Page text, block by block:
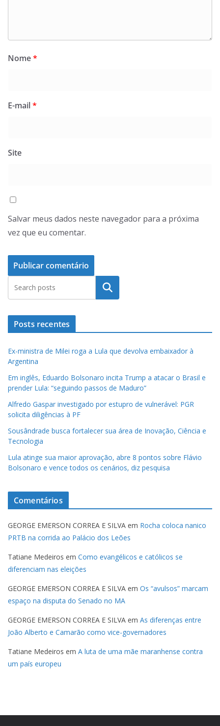
Nome*
E-mail*
Site
Salvar meus dados neste navegador para a próxima
vez que eu comentar.
Pesquisar
Posts recentes
Ex-ministra de Milei roga a Lula que devolva embaixador à
Argentina
Em inglês, Eduardo Bolsonaro incita Trump a atacar o Brasil e
prender Lula: “seguindo passos de Maduro”
Alfredo Gaspar investigado por estupro de vulnerável: PGR
solicita diligências à PF
Sousândrade busca fortalecer sua área de Inovação, Ciência e
Tecnologia
Lula atinge sua maior aprovação, abre 8 pontos sobre Flávio
Bolsonaro e vence todos os cenários, diz pesquisa
Comentários
GEORGE EMERSON CORREA E SILVA em Rocha coloca nanico
PRTB na corrida ao Palácio dos Leões
Tatiane Medeiros em Como evangélicos e católicos se
diferenciam nas eleições
GEORGE EMERSON CORREA E SILVA em Os “avulsos” marcam
espaço na disputa do Senado no MA
GEORGE EMERSON CORREA E SILVA em As diferenças entre
João Alberto e Camarão como vice-governadores
Tatiane Medeiros em A luta de uma mãe maranhense contra
um país europeu